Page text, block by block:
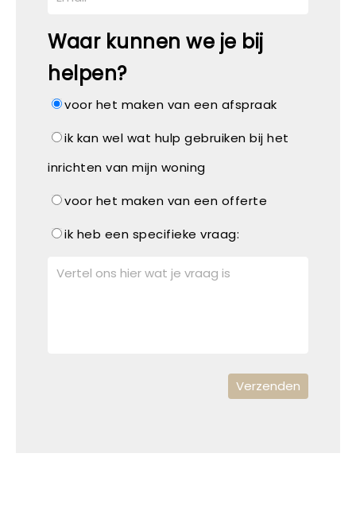
Waar kunnen we je bij
helpen?
voor het maken van een afspraak
ik kan wel wat hulp gebruiken bij het
inrichten van mijn woning
voor het maken van een offerte
ik heb een specifieke vraag: